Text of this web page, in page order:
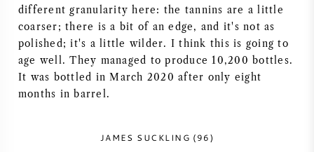
VIN FRANÇAIS
VIN ITALIEN
different granularity here: the tannins are a little
coarser; there is a bit of an edge, and it's not as
polished; it's a little wilder. I think this is going to
age well. They managed to produce 10,200 bottles.
It was bottled in March 2020 after only eight
months in barrel.
JAMES SUCKLING (96)